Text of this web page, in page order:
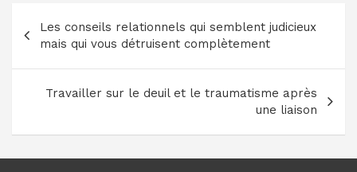
Navigation
de
l’article
Les conseils relationnels qui semblent judicieux
mais qui vous détruisent complètement
Travailler sur le deuil et le traumatisme après
une liaison